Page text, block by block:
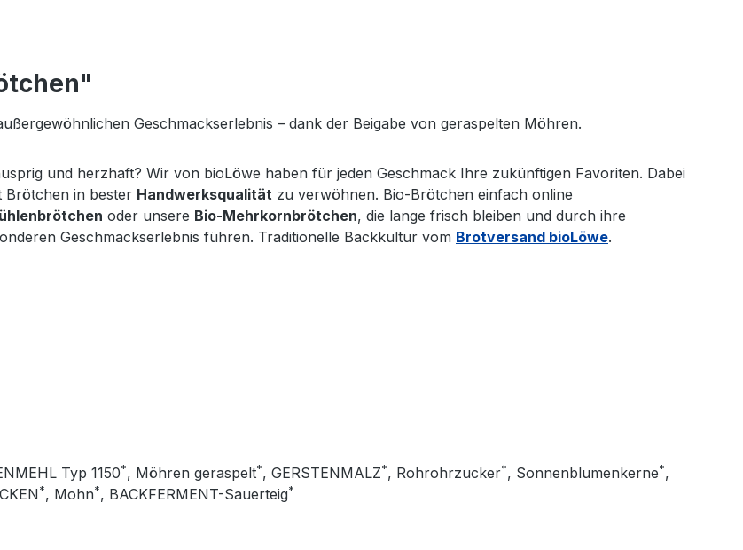
Geschmackserlebnis – dank der Beigabe von geraspelten Möhren.
und herzhaft? Wir von bioLöwe haben für jeden Geschmack Ihre zukünftigen Favoriten. Dabei
Brötchen in bester Handwerksqualität zu verwöhnen. Bio-Brötchen einfach online
oder unsere Bio-Mehrkornbrötchen, die lange frisch bleiben und durch ihre
Geschmackserlebnis führen. Traditionelle Backkultur vom Brotversand bioLöwe.
Typ 1150*, Möhren geraspelt*, GERSTENMALZ*, Rohrohrzucker*, Sonnenblumenkerne*,
*, Mohn*, BACKFERMENT-Sauerteig*